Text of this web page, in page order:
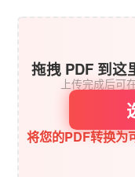
拖拽 PDF 到这
上传完成后可
将您的PDF转换为